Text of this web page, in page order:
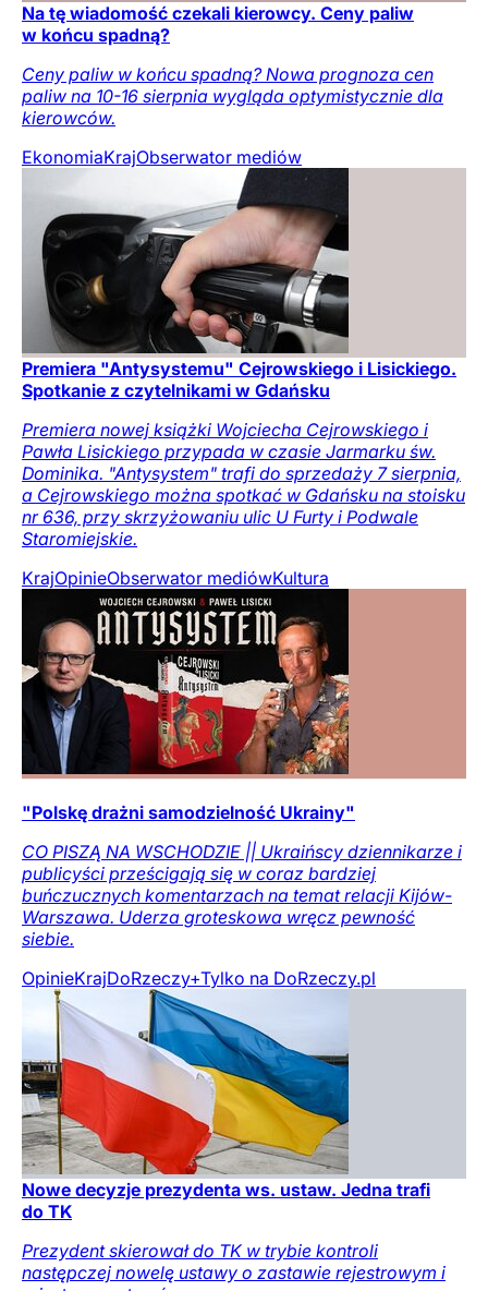
Na tę wiadomość czekali kierowcy. Ceny paliw
w końcu spadną?
Ceny paliw w końcu spadną? Nowa prognoza cen
paliw na 10-16 sierpnia wygląda optymistycznie dla
kierowców.
EkonomiaKrajObserwator mediów
Premiera "Antysystemu" Cejrowskiego i Lisickiego.
Spotkanie z czytelnikami w Gdańsku
Premiera nowej książki Wojciecha Cejrowskiego i
Pawła Lisickiego przypada w czasie Jarmarku św.
Dominika. "Antysystem" trafi do sprzedaży 7 sierpnia,
a Cejrowskiego można spotkać w Gdańsku na stoisku
nr 636, przy skrzyżowaniu ulic U Furty i Podwale
Staromiejskie.
KrajOpinieObserwator mediówKultura
"Polskę drażni samodzielność Ukrainy"
CO PISZĄ NA WSCHODZIE || Ukraińscy dziennikarze i
publicyści prześcigają się w coraz bardziej
buńczucznych komentarzach na temat relacji Kijów-
Warszawa. Uderza groteskowa wręcz pewność
siebie.
OpinieKrajDoRzeczy+Tylko na DoRzeczy.pl
Nowe decyzje prezydenta ws. ustaw. Jedna trafi
do TK
Prezydent skierował do TK w trybie kontroli
następczej nowelę ustawy o zastawie rejestrowym i